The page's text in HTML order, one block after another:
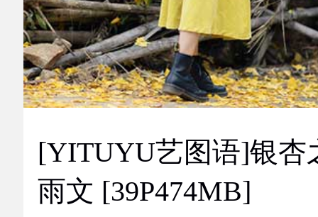
[YITUYU艺图语]银杏
雨文 [39P474MB]